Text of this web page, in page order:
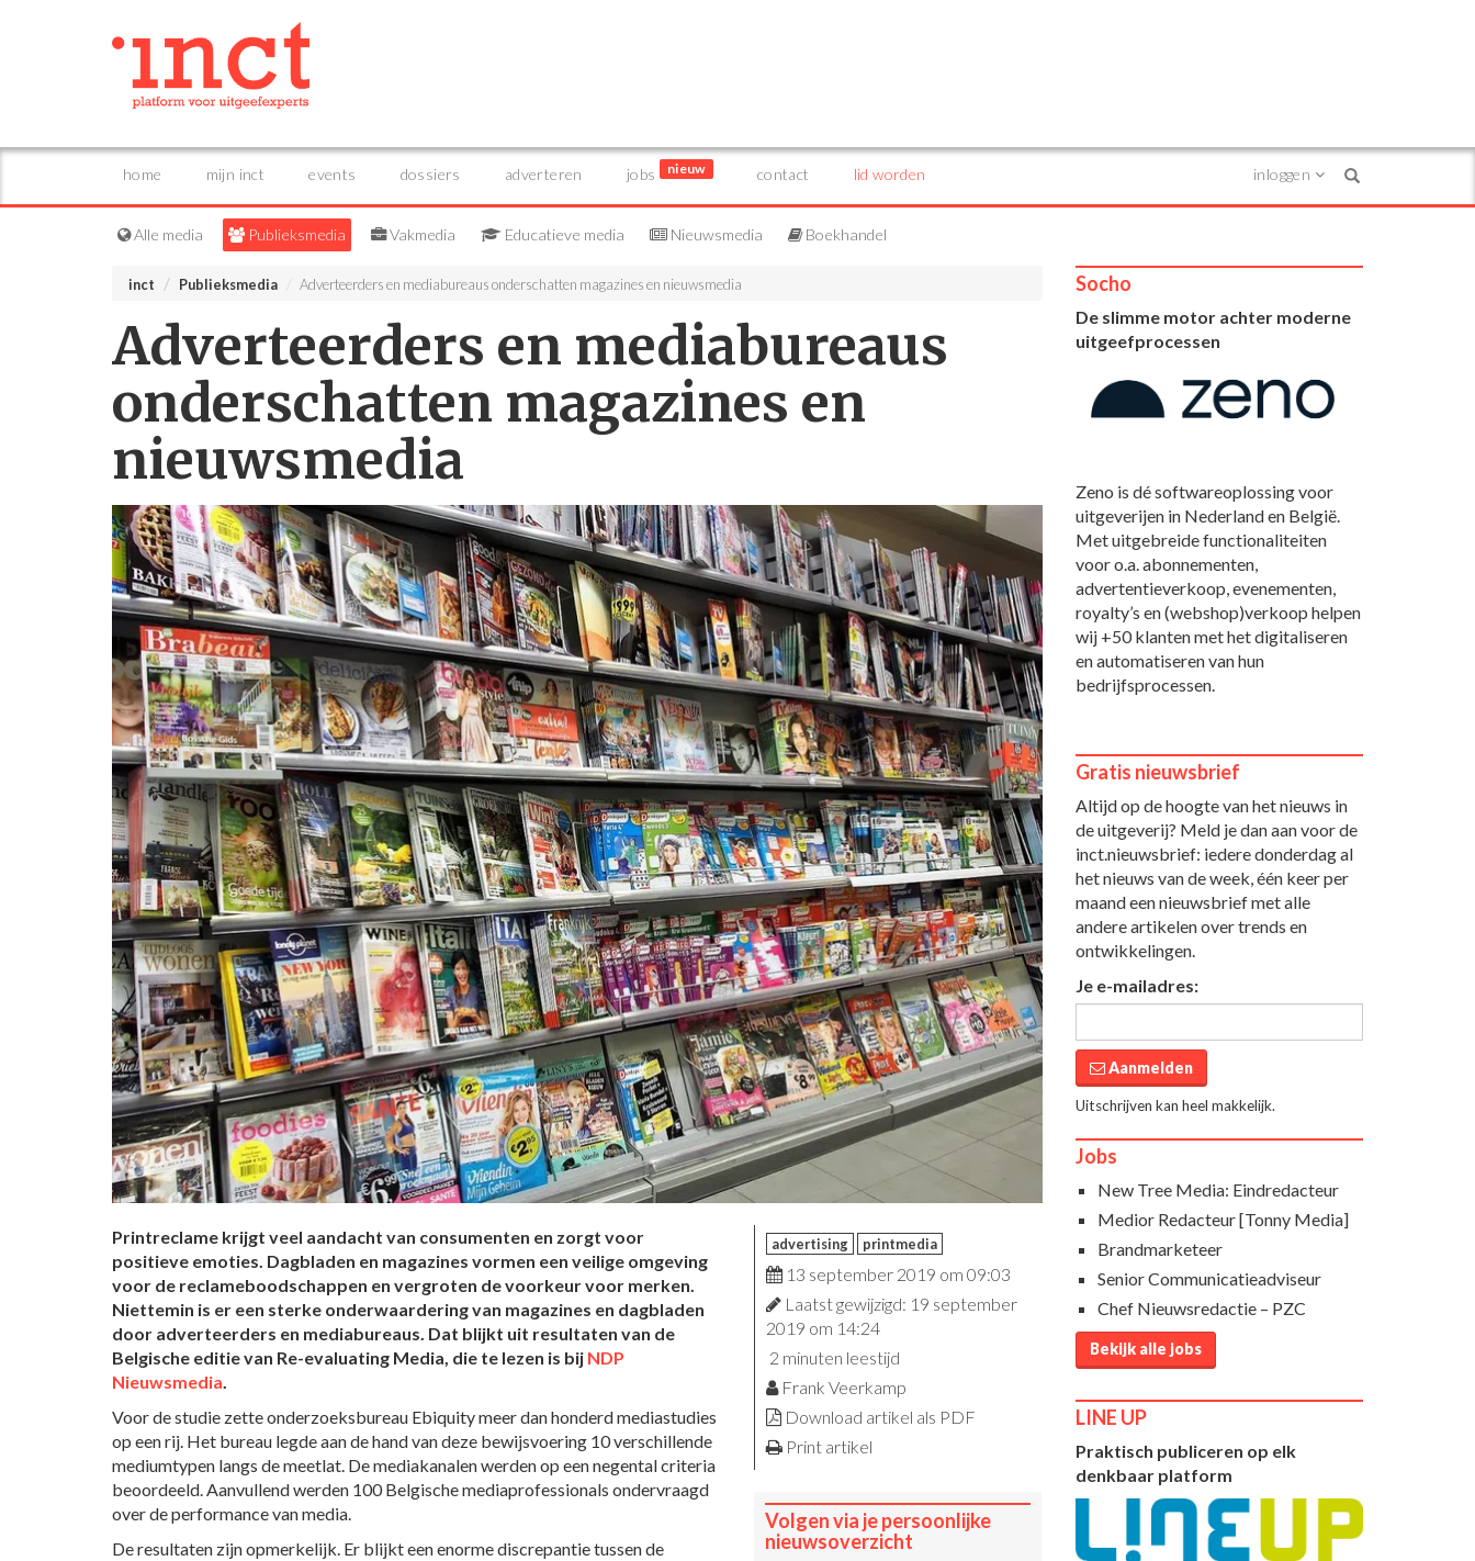
home mijn inct events dossiers adverteren jobs nieuw contact lid worden inloggen
Alle media Publieksmedia Vakmedia Educatieve media Nieuwsmedia Boekhandel
inct Publieksmedia Adverteerders en mediabureaus onderschatten magazines en nieuwsmedia
Adverteerders en mediabureaus
onderschatten magazines en
nieuwsmedia
Printreclame krijgt veel aandacht van consumenten en zorgt voor
positieve emoties. Dagbladen en magazines vormen een veilige omgeving
voor de reclameboodschappen en vergroten de voorkeur voor merken.
Niettemin is er een sterke onderwaardering van magazines en dagbladen
door adverteerders en mediabureaus. Dat blijkt uit resultaten van de
Belgische editie van Re-evaluating Media, die te lezen is bij NDP
Nieuwsmedia.
Voor de studie zette onderzoeksbureau Ebiquity meer dan honderd mediastudies
op een rij. Het bureau legde aan de hand van deze bewijsvoering 10 verschillende
mediumtypen langs de meetlat. De mediakanalen werden op een negental criteria
beoordeeld. Aanvullend werden 100 Belgische mediaprofessionals ondervraagd
over de performance van media.
De resultaten zijn opmerkelijk. Er blijkt een enorme discrepantie tussen de
advertising printmedia
13 september 2019 om 09:03
Laatst gewijzigd: 19 september
2019 om 14:24
2 minuten leestijd
Frank Veerkamp
Download artikel als PDF
Print artikel
Volgen via je persoonlijke
nieuwsoverzicht
Socho
De slimme motor achter moderne
uitgeefprocessen
Zeno is dé softwareoplossing voor
uitgeverijen in Nederland en België.
Met uitgebreide functionaliteiten
voor o.a. abonnementen,
advertentieverkoop, evenementen,
royalty’s en (webshop)verkoop helpen
wij +50 klanten met het digitaliseren
en automatiseren van hun
bedrijfsprocessen.
Gratis nieuwsbrief
Altijd op de hoogte van het nieuws in
de uitgeverij? Meld je dan aan voor de
inct.nieuwsbrief: iedere donderdag al
het nieuws van de week, één keer per
maand een nieuwsbrief met alle
andere artikelen over trends en
ontwikkelingen.
Je e-mailadres:
Aanmelden
Uitschrijven kan heel makkelijk.
Jobs
New Tree Media: Eindredacteur
Medior Redacteur [Tonny Media]
Brandmarketeer
Senior Communicatieadviseur
Chef Nieuwsredactie – PZC
Bekijk alle jobs
LINE UP
Praktisch publiceren op elk
denkbaar platform